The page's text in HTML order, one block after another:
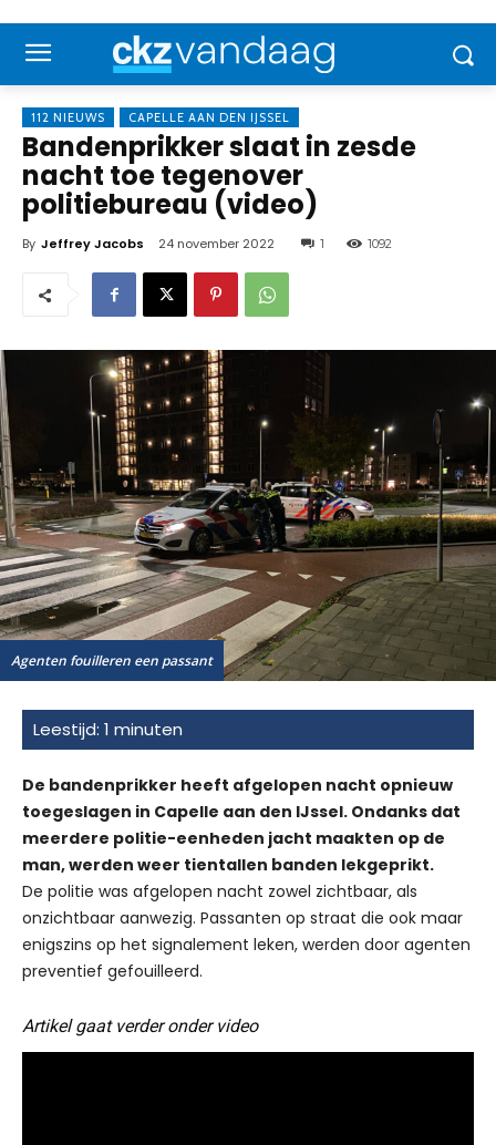
112 NIEUWS CAPELLE AAN DEN IJSSEL
Bandenprikker slaat in zesde
nacht toe tegenover
politiebureau (video)
By Jeffrey Jacobs 24 november 2022 1 1092
Agenten fouilleren een passant
De bandenprikker heeft afgelopen nacht opnieuw
toegeslagen in Capelle aan den IJssel. Ondanks dat
meerdere politie-eenheden jacht maakten op de
man, werden weer tientallen banden lekgeprikt.
De politie was afgelopen nacht zowel zichtbaar, als
onzichtbaar aanwezig. Passanten op straat die ook maar
enigszins op het signalement leken, werden door agenten
preventief gefouilleerd.
Artikel gaat verder onder video